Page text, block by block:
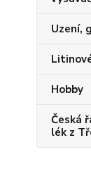
Uzení,
Hobby
Česká
lék z